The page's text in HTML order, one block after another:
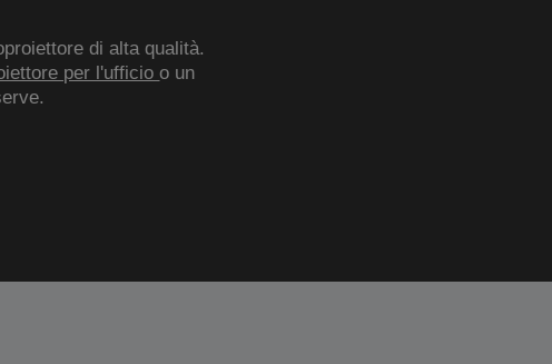
di alta qualità.
per l'ufficioo un